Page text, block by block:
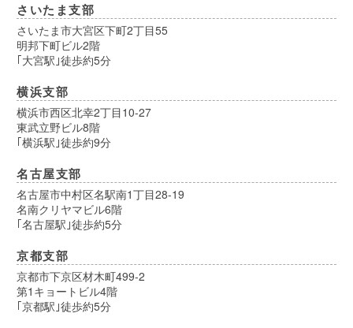
さいたま支部
さいたま市大宮区下町2丁目55
明邦下町ビル2階
｢大宮駅｣徒歩約5分
横浜支部
横浜市西区北幸2丁目10-27
東武立野ビル8階
｢横浜駅｣徒歩約9分
名古屋支部
名古屋市中村区名駅南1丁目28-19
名南クリヤマビル6階
｢名古屋駅｣徒歩約5分
京都支部
京都市下京区材木町499-2
第1キョートビル4階
｢京都駅｣徒歩約5分